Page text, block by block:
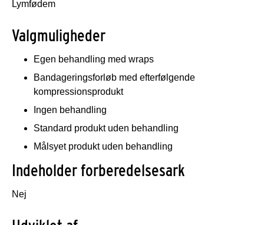
Lymfødem
Valgmuligheder
Egen behandling med wraps
Bandageringsforløb med efterfølgende
kompressionsprodukt
Ingen behandling
Standard produkt uden behandling
Målsyet produkt uden behandling
Indeholder forberedelsesark
Nej